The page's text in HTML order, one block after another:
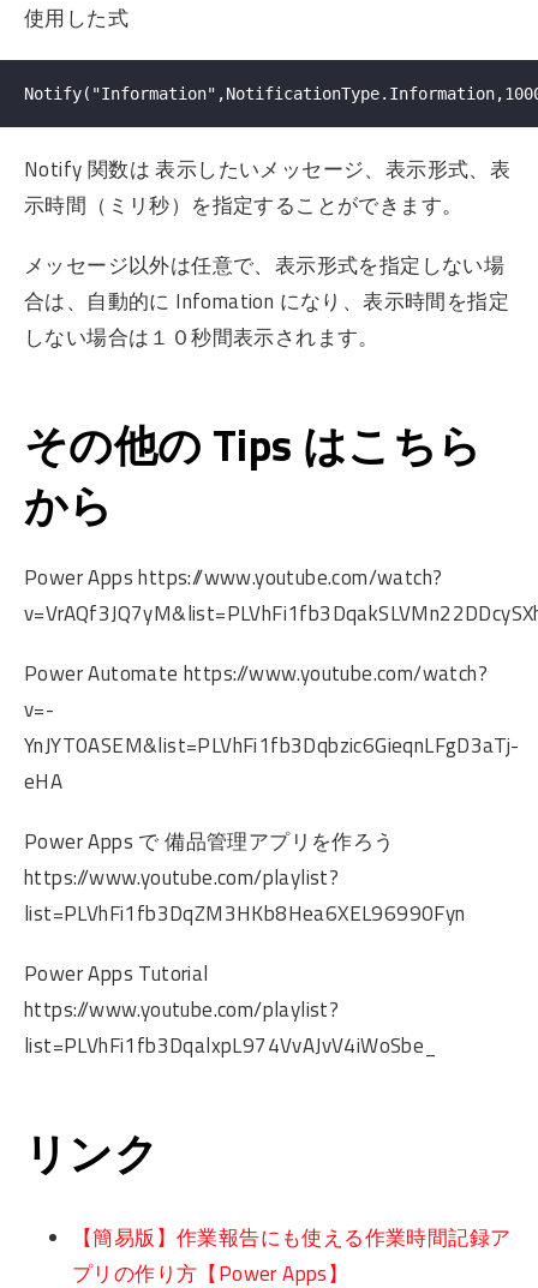
使用した式
Notify 関数は 表示したいメッセージ、表示形式、表
示時間（ミリ秒）を指定することができます。
メッセージ以外は任意で、表示形式を指定しない場
合は、自動的に Infomation になり、表示時間を指定
しない場合は１０秒間表示されます。
その他の Tips はこちら
から
Power Apps https://www.youtube.com/watch?
Power Automate https://www.youtube.com/watch?
v=-
YnJYT0ASEM&list=PLVhFi1fb3Dqbzic6GieqnLFgD3aTj-
eHA
Power Apps で 備品管理アプリを作ろう
https://www.youtube.com/playlist?
list=PLVhFi1fb3DqZM3HKb8Hea6XEL96990Fyn
Power Apps Tutorial
https://www.youtube.com/playlist?
list=PLVhFi1fb3DqalxpL974VvAJvV4iWoSbe_
リンク
【簡易版】作業報告にも使える作業時間記録ア
プリの作り方【Power Apps】